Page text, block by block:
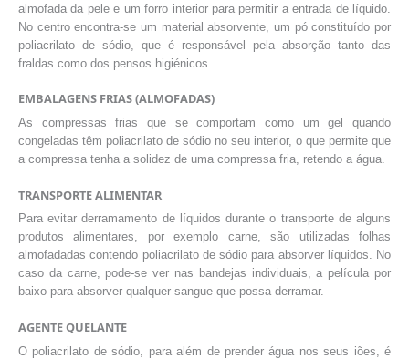
almofada da pele e um forro interior para permitir a entrada de líquido.
No centro encontra-se um material absorvente, um pó constituído por
poliacrilato de sódio, que é responsável pela absorção tanto das
fraldas como dos pensos higiénicos.
EMBALAGENS FRIAS (ALMOFADAS)
As compressas frias que se comportam como um gel quando
congeladas têm poliacrilato de sódio no seu interior, o que permite que
a compressa tenha a solidez de uma compressa fria, retendo a água.
TRANSPORTE ALIMENTAR
Para evitar derramamento de líquidos durante o transporte de alguns
produtos alimentares, por exemplo carne, são utilizadas folhas
almofadadas contendo poliacrilato de sódio para absorver líquidos. No
caso da carne, pode-se ver nas bandejas individuais, a película por
baixo para absorver qualquer sangue que possa derramar.
AGENTE QUELANTE
O poliacrilato de sódio, para além de prender água nos seus iões, é